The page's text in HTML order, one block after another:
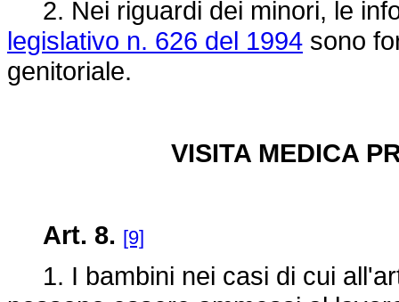
2. Nei riguardi dei minori, le
legislativo n. 626 del 1994 sono
genitoriale.
VISITA MEDICA
Art. 8. [9]
1. I bambini nei casi di cui